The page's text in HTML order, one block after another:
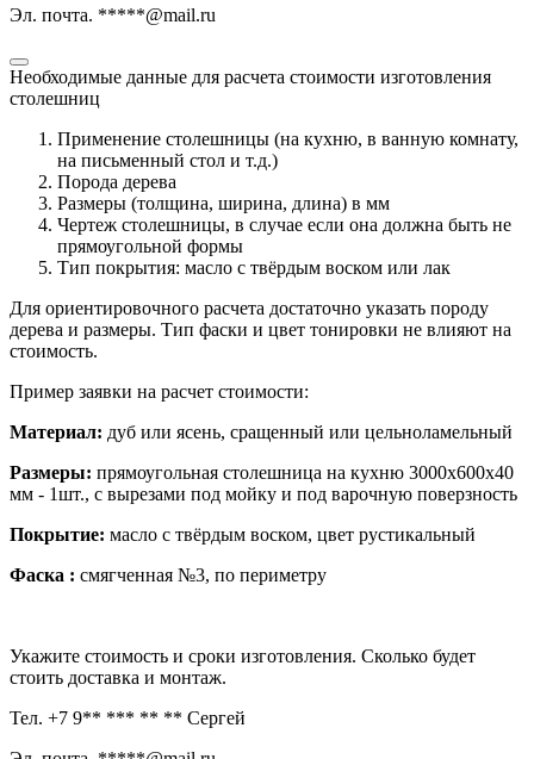
Эл. почта. *****@mail.ru
Необходимые данные для расчета стоимости изготовления
столешниц
Применение столешницы (на кухню, в ванную комнату,
на письменный стол и т.д.)
Порода дерева
Размеры (толщина, ширина, длина) в мм
Чертеж столешницы, в случае если она должна быть не
прямоугольной формы
Тип покрытия: масло с твёрдым воском или лак
Для ориентировочного расчета достаточно указать породу
дерева и размеры. Тип фаски и цвет тонировки не влияют на
стоимость.
Пример заявки на расчет стоимости:
Материал: дуб или ясень, сращенный или цельноламельный
Размеры: прямоугольная столешница на кухню 3000х600х40
мм - 1шт., с вырезами под мойку и под варочную поверзность
Покрытие: масло с твёрдым воском, цвет рустикальный
Фаска : смягченная №3, по периметру
Укажите стоимость и сроки изготовления. Сколько будет
стоить доставка и монтаж.
Тел. +7 9** *** ** ** Сергей